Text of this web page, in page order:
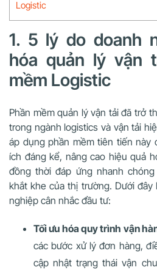
Logistic
1. 5 lý do doanh
hóa quản lý vận
mềm Logistic
Phần mềm quản lý vận tải đã trở
trong ngành logistics và vận tải
áp dụng phần mềm tiên tiến này
ích đáng kể, nâng cao hiệu quả
đồng thời đáp ứng nhanh
khắt khe của thị trường. Dưới
nghiệp cân nhắc đầu tư:
Tối ưu hóa quy trình vận
các bước xử lý đơn hàng,
cập nhật trạng thái vận